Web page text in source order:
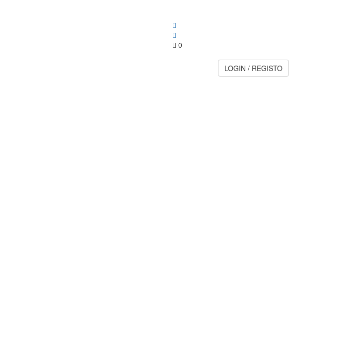
0
LOGIN / REGISTO